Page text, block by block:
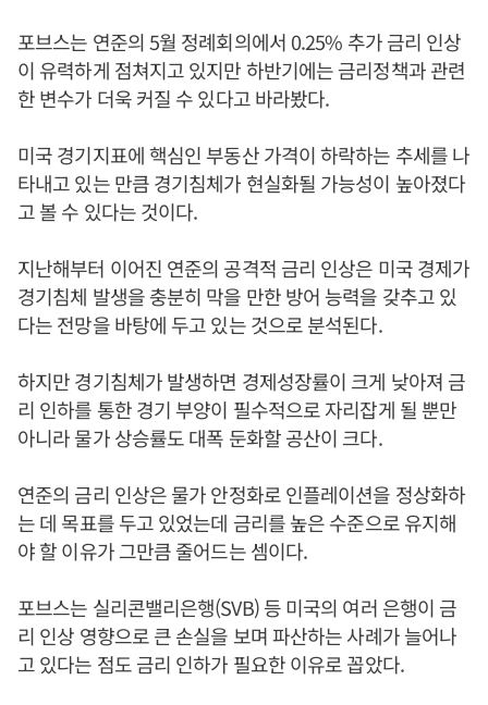
포브스는 연준의 5월 정례회의에서 0.25% 추가 금리 인상
이 유력하게 점쳐지고 있지만 하반기에는 금리정책과 관련
한 변수가 더욱 커질 수 있다고 바라봤다.
미국 경기지표에 핵심인 부동산 가격이 하락하는 추세를 나
타내고 있는 만큼 경기침체가 현실화될 가능성이 높아졌다
고 볼 수 있다는 것이다.
지난해부터 이어진 연준의 공격적 금리 인상은 미국 경제가
경기침체 발생을 충분히 막을 만한 방어 능력을 갖추고 있
다는 전망을 바탕에 두고 있는 것으로 분석된다.
하지만 경기침체가 발생하면 경제성장률이 크게 낮아져 금
리 인하를 통한 경기 부양이 필수적으로 자리잡게 될 뿐만
아니라 물가 상승률도 대폭 둔화할 공산이 크다.
연준의 금리 인상은 물가 안정화로 인플레이션을 정상화하
는 데 목표를 두고 있었는데 금리를 높은 수준으로 유지해
야 할 이유가 그만큼 줄어드는 셈이다.
포브스는 실리콘밸리은행(SVB) 등 미국의 여러 은행이 금
리 인상 영향으로 큰 손실을 보며 파산하는 사례가 늘어나
고 있다는 점도 금리 인하가 필요한 이유로 꼽았다.